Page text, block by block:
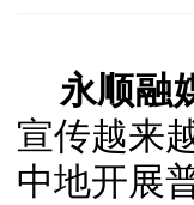
永顺融
宣传越来
中地开展